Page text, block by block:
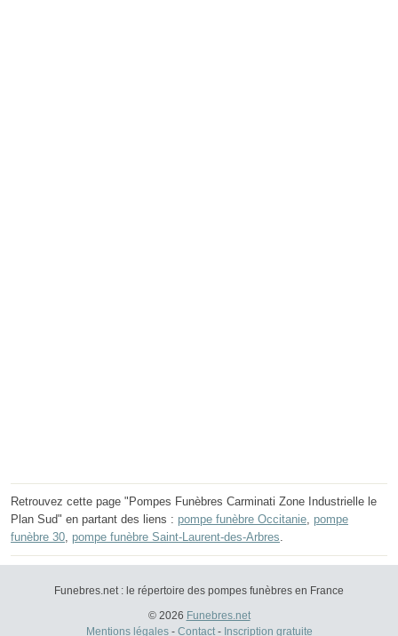
Retrouvez cette page "Pompes Funèbres Carminati Zone Industrielle le
Plan Sud" en partant des liens : pompe funèbre Occitanie, pompe
funèbre 30, pompe funèbre Saint-Laurent-des-Arbres.
Funebres.net : le répertoire des pompes funèbres en France
© 2026 Funebres.net
Mentions légales- Contact- Inscription gratuite